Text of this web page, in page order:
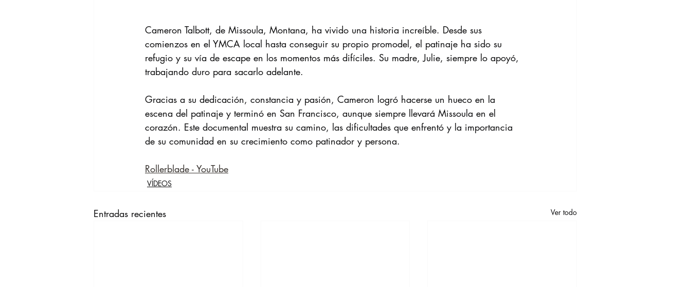
Cameron Talbott, de Missoula, Montana, ha vivido una historia increíble. Desde sus
comienzos en el YMCA local hasta conseguir su propio promodel, el patinaje ha sido su
refugio y su vía de escape en los momentos más difíciles. Su madre, Julie, siempre lo apoyó,
trabajando duro para sacarlo adelante.
Gracias a su dedicación, constancia y pasión, Cameron logró hacerse un hueco en la
escena del patinaje y terminó en San Francisco, aunque siempre llevará Missoula en el
corazón. Este documental muestra su camino, las dificultades que enfrentó y la importancia
de su comunidad en su crecimiento como patinador y persona.
Rollerblade - YouTube
VÍDEOS
Entradas recientes Ver todo